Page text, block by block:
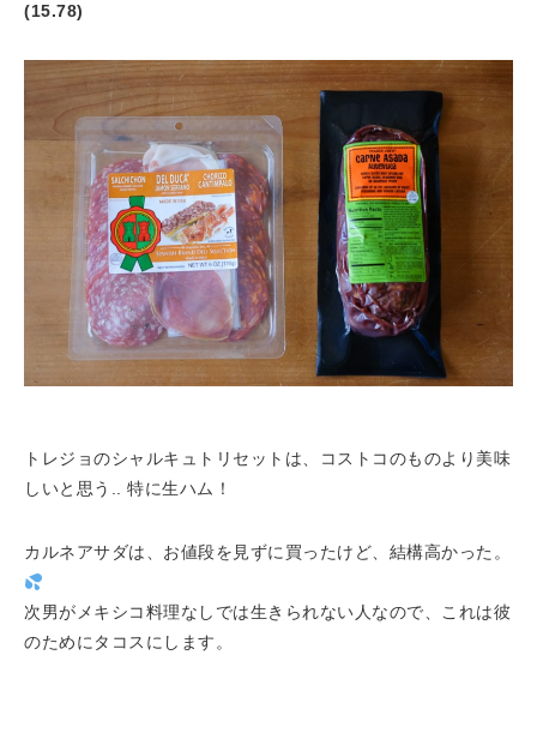
(15.78)
トレジョのシャルキュトリセットは、コストコのものより美味
しいと思う.. 特に生ハム！
カルネアサダは、お値段を見ずに買ったけど、結構高かった。
次男がメキシコ料理なしでは生きられない人なので、これは彼
のためにタコスにします。